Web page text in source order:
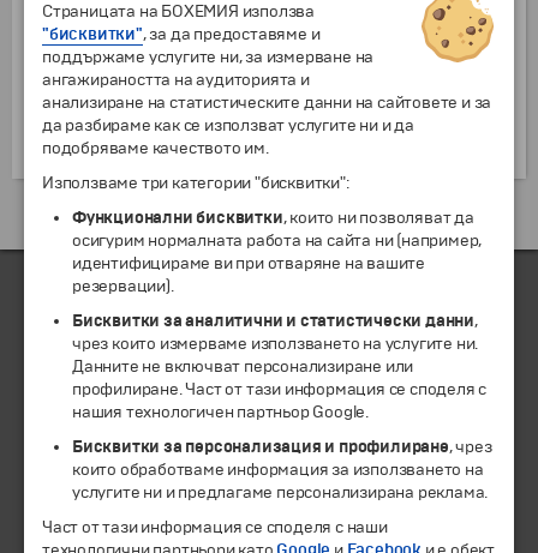
скали), Уимлах (918 метра висок) и Гунедо (906
метра висок). Сестрите са образувани от земна
ерозия. Мекият пясъчник на Сините планини
лесно се ерозира с течение на времето от вятър,
дъжд и реки, причинявайки бавно разпадане на
скалите, заобикалящи долината Джеймисън.
Екскурзии и почивки до Австралия »
Страницата на БОХЕМИЯ използва
"бисквитки", за да предоставяме и
поддържаме услугите ни, за измерване на
ангажираността на аудиторията и
анализиране на статистическите данни на сайтовете и за
да разбираме как се използват услугите ни и да
подобряваме качеството им.
Използваме три категории "бисквитки":
Функционални бисквитки, които ни позволяват да
осигурим нормалната работа на сайта ни (например,
идентифицираме ви при отваряне на вашите
резервации).
Бисквитки за аналитични и статистически данни,
чрез които измерваме използването на услугите ни.
Данните не включват персонализиране или
профилиране. Част от тази информация се споделя с
нашия технологичен партньор Google.
Бисквитки за персонализация и профилиране, чрез
които обработваме информация за използването на
услугите ни и предлагаме персонализирана реклама.
Част от тази информация се споделя с наши